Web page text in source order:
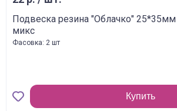
Подвеска резина "Облачко" 25*35мм
микс
Фасовка: 2 шт
Купить